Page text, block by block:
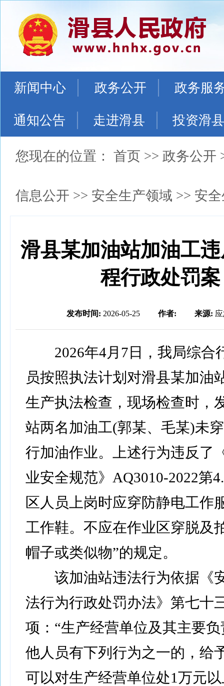
新闻中心 政务公开 政务服
通知公告 走进滑县 投资滑县
您现在的位置： 首页 >> 政务公开
信息公开 >> 安全生产领域 >> 安
滑县某加油站加油工
程行政处罚案
发布时间: 2026-05-25 作者: 来源:
2026年4月7日，我局综合
员按照执法计划对滑县某加油
生产执法检查，现场检查时，
站两名加油工(郭某、毛某)未
行加油作业。上述行为违反了
业安全规范》AQ3010-2022第
区人员上岗时应穿防静电工作
工作鞋。不应在作业区穿脱及
帽子或类似物”的规定。
该加油站违法行为依据《
法行为行政处罚办法》第七十
项：“生产经营单位及其主要
他人员有下列行为之一的，给
可以对生产经营单位处1万元